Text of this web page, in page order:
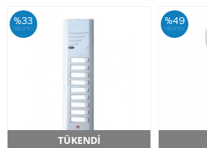
%33
iskonto
TÜKENDİ
Hızlı Teslimat
%49
iskonto